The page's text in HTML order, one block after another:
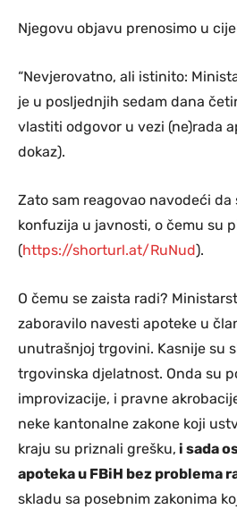
Njegovu objavu prenosimo u
“Nevjerovatno, ali istinito:
je u posljednjih sedam dana
vlastiti odgovor u vezi (ne)rada
dokaz).
Zato sam reagovao navodeći da
konfuzija u javnosti, o čemu su
(https://shorturl.at/RuNud).
O čemu se zaista radi?
zaboravilo navesti apoteke u
unutrašnjoj trgovini. Kasnije su
trgovinska djelatnost. Onda su
improvizacije, i pravne
neke kantonalne zakone koji
kraju su priznali grešku, i sada
apoteka u FBiH bez problema
skladu sa posebnim zakonima